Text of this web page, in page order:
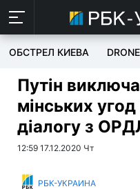
ОБСТРЕЛ КИЕВА
Путін
мінських
діалогу з
12:59 17.12.2020 Чт
РБК-УКРАИНА